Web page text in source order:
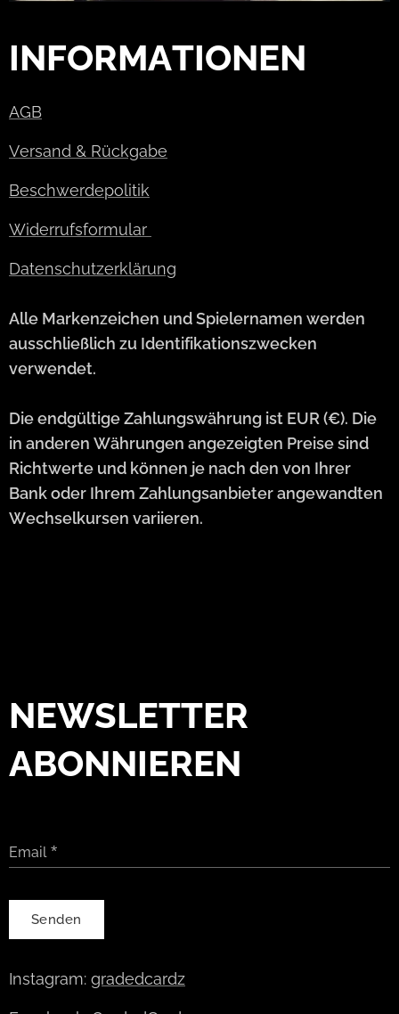
INFORMATIONEN
AGB
Versand & Rückgabe
Beschwerdepolitik
Widerrufsformular
Datenschutzerklärung
Alle Markenzeichen und Spielernamen werden
ausschließlich zu Identifikationszwecken
verwendet.
Die endgültige Zahlungswährung ist EUR (€). Die
in anderen Währungen angezeigten Preise sind
Richtwerte und können je nach den von Ihrer
Bank oder Ihrem Zahlungsanbieter angewandten
Wechselkursen variieren.
NEWSLETTER
ABONNIEREN
Email
Senden
Instagram: gradedcardz